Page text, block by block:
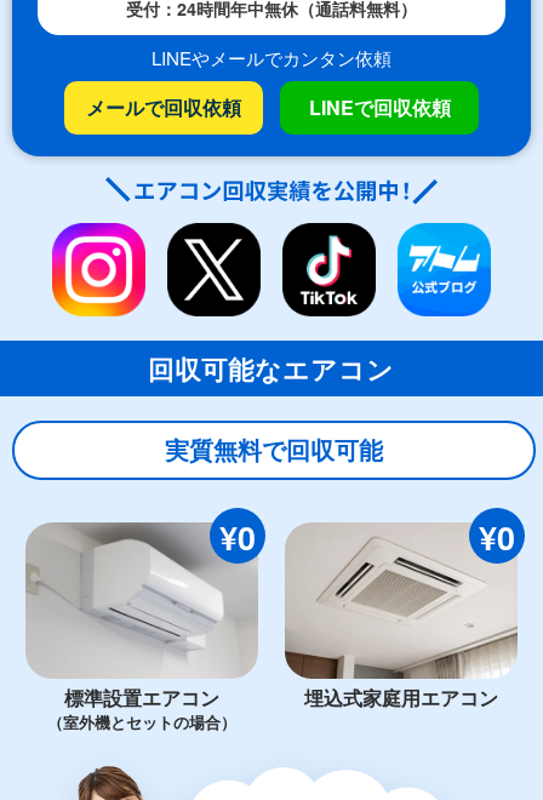
受付：24時間年中無休（通話料無料）
LINEやメールでカンタン依頼
メールで回収依頼 LINEで回収依頼
回収可能なエアコン
実質無料で回収可能
¥0
標準設置エアコン
（室外機とセットの場合）
¥0
埋込式家庭用エアコン